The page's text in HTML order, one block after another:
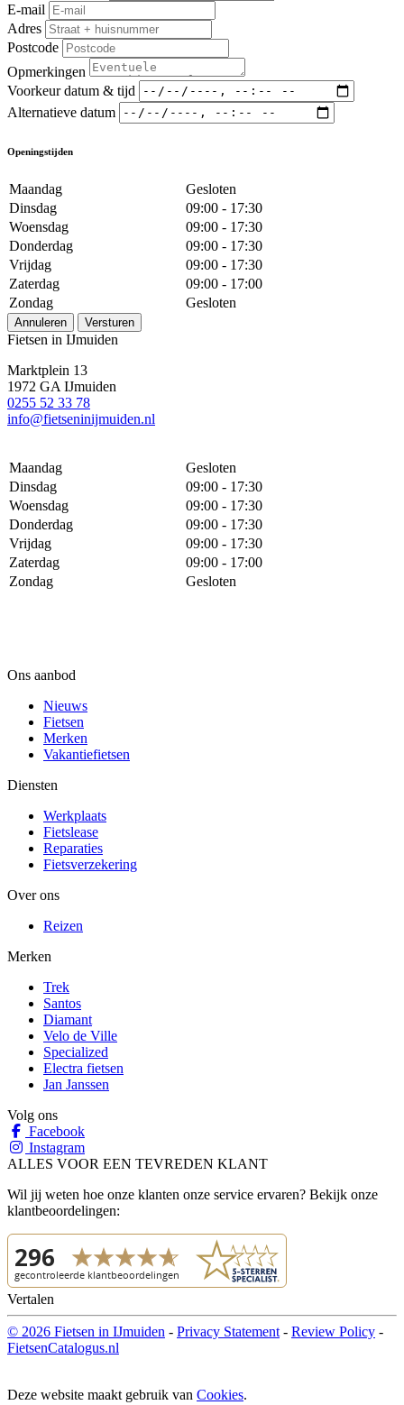
E-mail
Adres
Postcode
Opmerkingen
Voorkeur datum & tijd
Alternatieve datum
Openingstijden
Maandag
Gesloten
Dinsdag
09:00 - 17:30
Woensdag
09:00 - 17:30
Donderdag
09:00 - 17:30
Vrijdag
09:00 - 17:30
Zaterdag
09:00 - 17:00
Zondag
Gesloten
Annuleren Versturen
Fietsen in IJmuiden
Marktplein 13
1972 GA IJmuiden
0255 52 33 78
info@fietseninijmuiden.nl
Maandag
Gesloten
Dinsdag
09:00 - 17:30
Woensdag
09:00 - 17:30
Donderdag
09:00 - 17:30
Vrijdag
09:00 - 17:30
Zaterdag
09:00 - 17:00
Zondag
Gesloten
Ons aanbod
Nieuws
Fietsen
Merken
Vakantiefietsen
Diensten
Werkplaats
Fietslease
Reparaties
Fietsverzekering
Over ons
Reizen
Merken
Trek
Santos
Diamant
Velo de Ville
Specialized
Electra fietsen
Jan Janssen
Volg ons
Facebook
Instagram
ALLES VOOR EEN TEVREDEN KLANT
Wil jij weten hoe onze klanten onze service ervaren? Bekijk onze
klantbeoordelingen:
Vertalen
© 2026 Fietsen in IJmuiden - Privacy Statement - Review Policy -
FietsenCatalogus.nl
Deze website maakt gebruik van Cookies.